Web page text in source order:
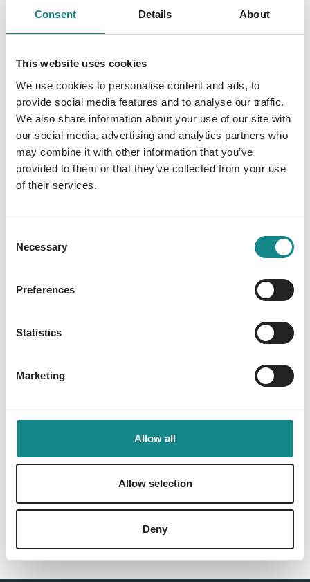
Consent Details About
This website uses cookies
We use cookies to personalise content and ads, to
provide social media features and to analyse our traffic.
We also share information about your use of our site with
our social media, advertising and analytics partners who
may combine it with other information that you’ve
provided to them or that they’ve collected from your use
of their services.
Selection
Necessary
Preferences
Statistics
Marketing
Allow all
Allow selection
Deny
und dem unverbesserlichen Draufgänger
Angelo haben sie zwei tierisch gute Freunde
gefunden, mit denen sie regelmäßig in die
unglaublichsten Situationen geraten. Der
jährliche Aufenthalt in Elfriedes
Hundepension endet um ein Haar in einer
Katastrophe und mit einem Mal sind Phoebe
und Layla an einem Ort, der schreckliche